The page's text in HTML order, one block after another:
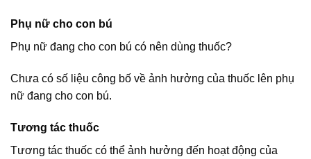
Phụ nữ cho con bú
Phụ nữ đang cho con bú có nên dùng thuốc?
Chưa có số liệu công bố về ảnh hưởng của thuốc lên phụ
nữ đang cho con bú.
Tương tác thuốc
Tương tác thuốc có thể ảnh hưởng đến hoạt động của